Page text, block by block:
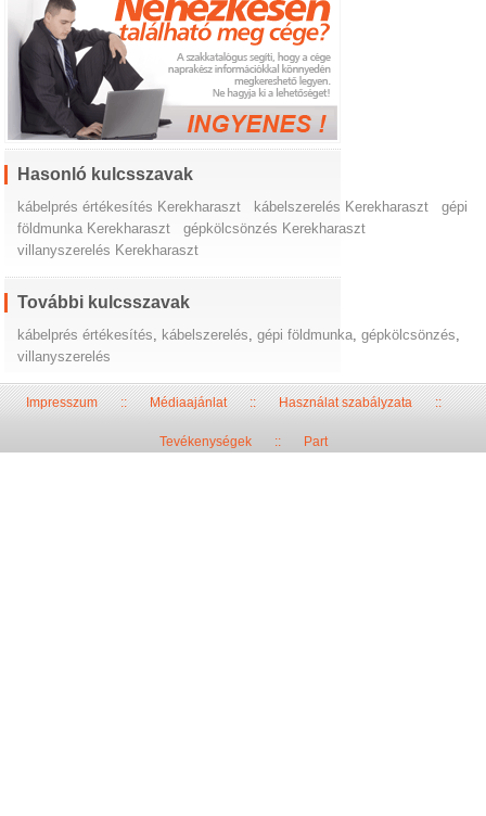
Hasonló kulcsszavak
kábelprés értékesítés Kerekharaszt kábelszerelés Kerekharaszt
gépi
földmunka Kerekharaszt
gépkölcsönzés Kerekharaszt
villanyszerelés Kerekharaszt
További kulcsszavak
kábelprés értékesítés kábelszerelés ,gépi földmunka ,gépkölcsönzés
villanyszerelés
Impresszum::Médiaajánlat::Használat szabályzata::
Tevékenységek:: Part